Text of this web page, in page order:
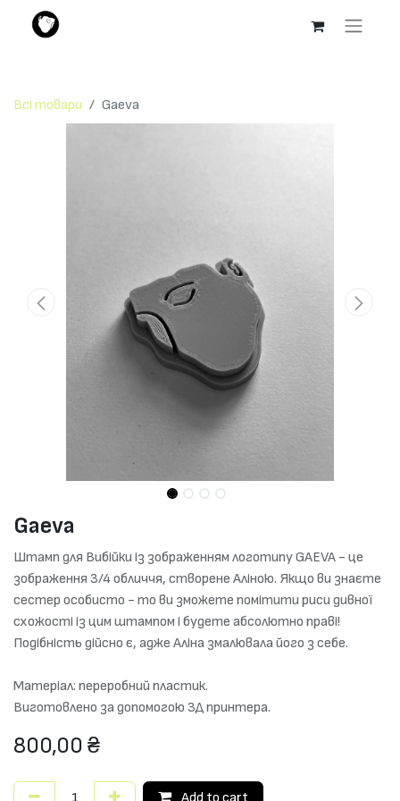
Всі товари Gaeva
Gaeva
Штамп для Вибійки із зображенням логотипу GAEVA - це
зображення 3/4 обличчя, створене Аліною. Якщо ви знаєте
сестер особисто - то ви зможете помітити риси дивної
схожості із цим штампом і будете абсолютно праві!
Подібність дійсно є, адже Аліна змалювала його з себе.
Матеріал: переробний пластик.
Виготовлено за допомогою 3Д принтера.
800,00₴